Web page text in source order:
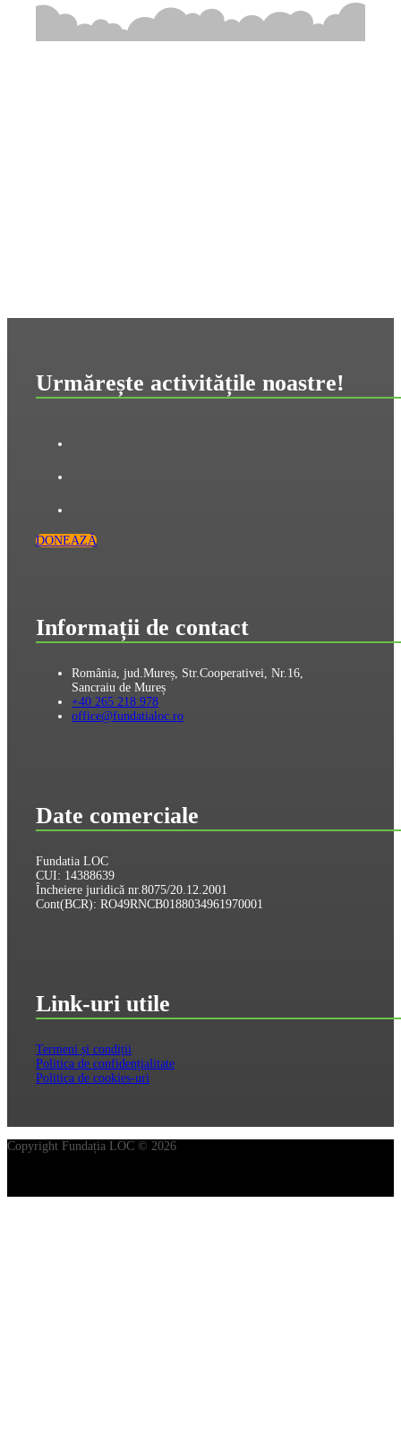
Informații de contact
România, jud.Mureș, Str.Cooperativei, Nr.16,
Sancraiu de Mureș
+40 265 218 978
office@fundatialoc.ro
Urmărește activitățile noastre!
DONEAZĂ
Date comerciale
Fundatia LOC
CUI: 14388639
Încheiere juridică nr.8075/20.12.2001
Cont(BCR): RO49RNCB0188034961970001
Link-uri utile
Termeni și condiții
Politica de confidențialitate
Politica de cookies-uri
Copyright Fundația LOC © 2026